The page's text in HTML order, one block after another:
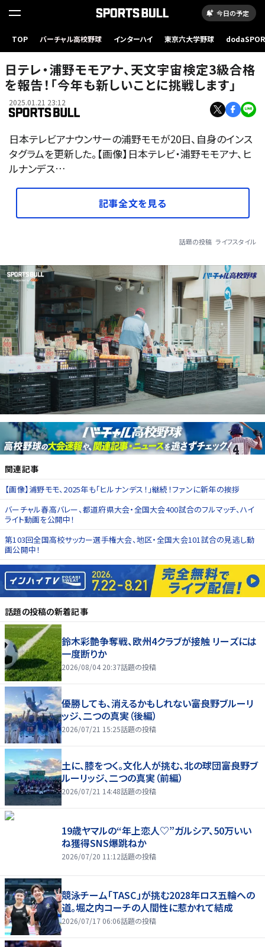
今日の予定
TOP バーチャル高校野球 インターハイ 東京六大学野球
日テレ・浦野モモアナ、天文宇宙検定3級合格
を報告！「今年も新しいことに挑戦します」
2025.01.21 23:12
日本テレビアナウンサーの浦野モモが20日、自身のインス
タグラムを更新した。【画像】日本テレビ・浦野モモアナ、ヒ
ルナンデス…
記事全文を見る
話題の投稿 ライフスタイル
関連記事
【画像】浦野モモ、2025年も「ヒルナンデス！」継続！ファンに新年の挨拶
バーチャル春高バレー、都道府県大会・全国大会400試合のフルマッチ、ハイ
ライト動画を公開中！
第103回全国高校サッカー選手権大会、地区・全国大会101試合の見逃し動
画公開中！
話題の投稿の新着記事
鈴木彩艶争奪戦、欧州4クラブが接触 リーズには
一度断りか
2026/08/04 20:37話題の投稿
優勝しても、消えるかもしれない――富良野ブルーリ
ッジ、二つの真実（後編）
2026/07/21 15:25話題の投稿
土に、膝をつく。文化人が挑む、北の球団――富良野ブ
ルーリッジ、二つの真実（前編）
2026/07/21 14:48話題の投稿
19歳ヤマルの“年上恋人♡”ガルシア、50万いい
ね獲得SNS爆跳ねか
2026/07/20 11:12話題の投稿
競泳チーム「TASC」が挑む2028年ロス五輪への
道。堀之内コーチの人間性に惹かれて結成
2026/07/17 06:06話題の投稿